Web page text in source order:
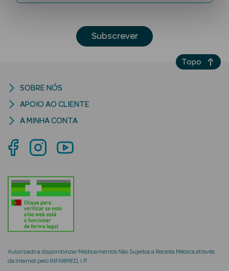
Solares
Rosto
Lábios
Solares Bebé e
Criança
Subscrever
Autorizado a disponibilizar Medicamentos Não Sujeitos a Receita Médica através
da Internet pelo INFARMED, I.P.
SOBRE NÓS
APOIO AO CLIENTE
A MINHA CONTA
Topo